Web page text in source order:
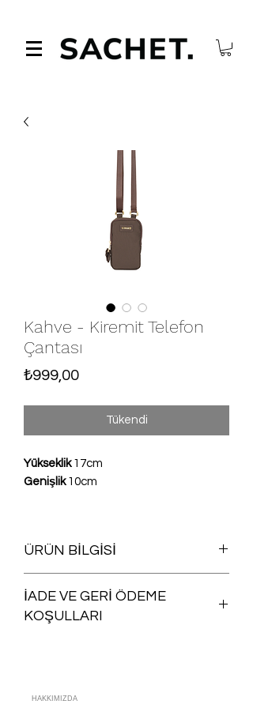
Kahve - Kiremit Telefon
Çantası
₺999,00Fiyat
Tükendi
Yükseklik17cm
Genişlik10cm
ÜRÜN BİLGİSİ
Yıkanabilir
İADE VE GERİ ÖDEME
KOŞULLARI
eden15 gün içinde ücretsiz iade
HAKKIMIZDA